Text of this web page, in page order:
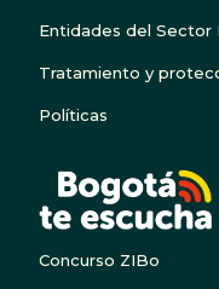
Entidades del Sector
Tratamiento y
Políticas
Concurso ZIBo